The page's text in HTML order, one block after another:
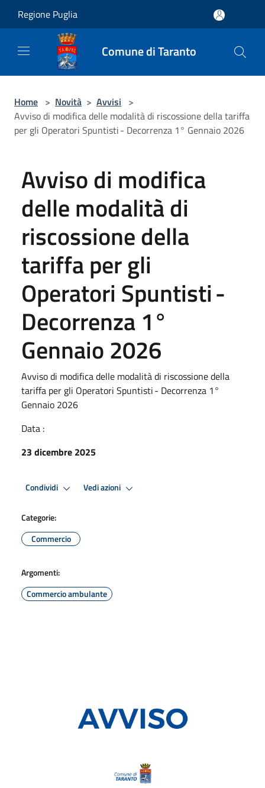
Regione Puglia
Comune di Taranto
Home > Novità > Avvisi >
Avviso di modifica delle modalità di riscossione della tariffa
per gli Operatori Spuntisti - Decorrenza 1° Gennaio 2026
Avviso di modifica
delle modalità di
riscossione della
tariffa per gli
Operatori Spuntisti -
Decorrenza 1°
Gennaio 2026
Avviso di modifica delle modalità di riscossione della
tariffa per gli Operatori Spuntisti - Decorrenza 1°
Gennaio 2026
Data :
23 dicembre 2025
Condividi Vedi azioni
Categorie:
Commercio
Argomenti:
Commercio ambulante